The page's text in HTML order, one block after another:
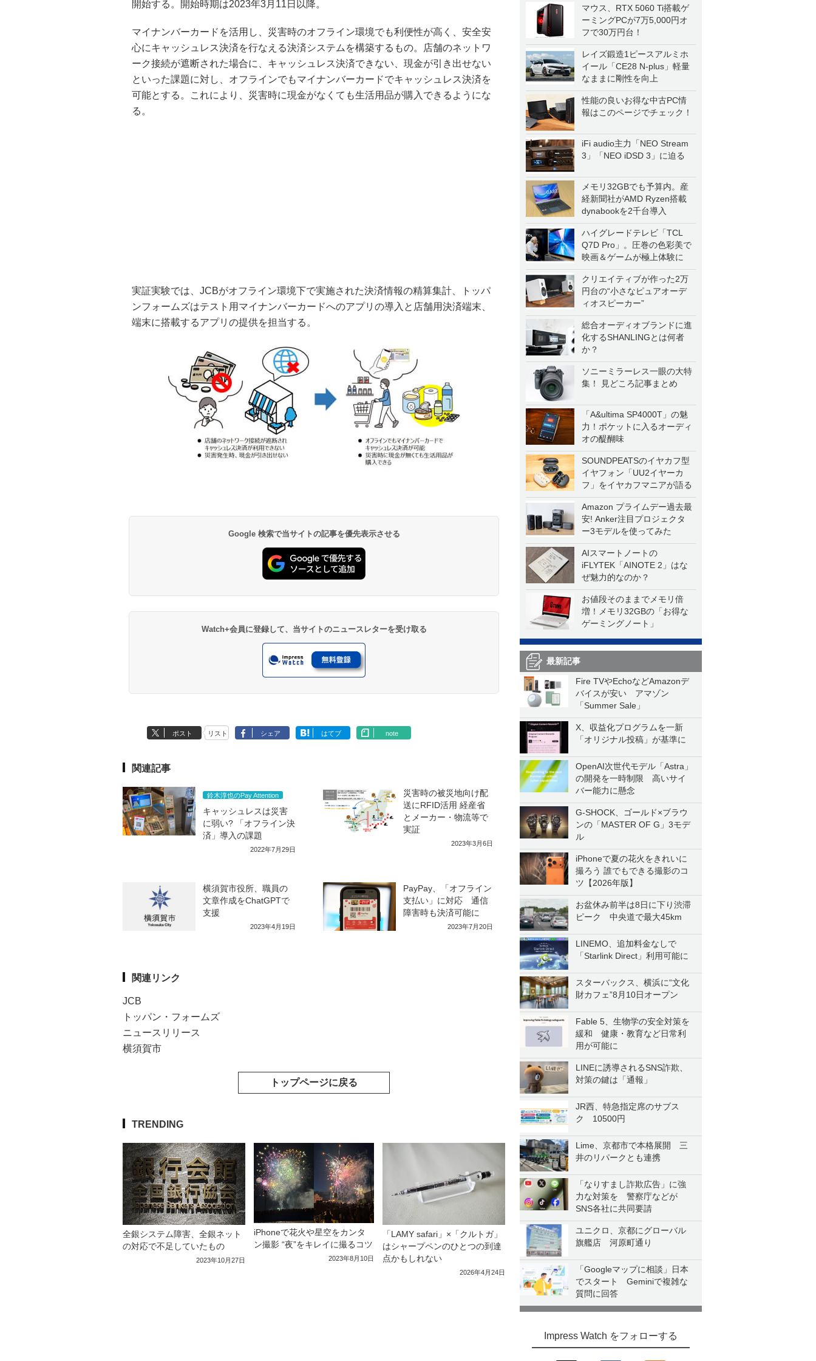
マウス、RTX 5060 Ti搭載ゲ
ーミングPCが7万5,000円オ
フで30万円台！
レイズ鍛造1ピースアルミホ
イール「CE28 N-plus」軽量
なままに剛性を向上
性能の良いお得な中古PC情
報はこのページでチェック！
iFi audio主力「NEO Stream
3」「NEO iDSD 3」に迫る
メモリ32GBでも予算内。産
経新聞社がAMD Ryzen搭載
dynabookを2千台導入
ハイグレードテレビ「TCL
Q7D Pro」。圧巻の色彩美で
映画＆ゲームが極上体験に
クリエイティブが作った2万
円台の“小さなピュアオーデ
ィオスピーカー”
総合オーディオブランドに進
化するSHANLINGとは何者
か？
ソニーミラーレス一眼の大特
集！ 見どころ記事まとめ
「A&ultima SP4000T」の魅
力！ポケットに入るオーディ
オの醍醐味
SOUNDPEATSのイヤカフ型
イヤフォン「UU2イヤーカ
フ」をイヤカフマニアが語る
Amazon プライムデー過去最
安! Anker注目プロジェクタ
ー3モデルを使ってみた
AIスマートノートの
iFLYTEK「AINOTE 2」はな
ぜ魅力的なのか？
お値段そのままでメモリ倍
増！メモリ32GBの「お得な
ゲーミングノート」
最新記事
Fire TVやEchoなどAmazonデ
バイスが安い アマゾン
「Summer Sale」
X、収益化プログラムを一新
「オリジナル投稿」が基準に
OpenAI次世代モデル「Astra」
の開発を一時制限 高いサイ
バー能力に懸念
G-SHOCK、ゴールド×ブラウ
ンの「MASTER OF G」3モデ
ル
iPhoneで夏の花火をきれいに
撮ろう 誰でもできる撮影のコ
ツ【2026年版】
お盆休み前半は8日に下り渋滞
ピーク 中央道で最大45km
LINEMO、追加料金なしで
「Starlink Direct」利用可能に
スターバックス、横浜に“文化
財カフェ”8月10日オープン
Fable 5、生物学の安全対策を
緩和 健康・教育など日常利
用が可能に
LINEに誘導されるSNS詐欺、
対策の鍵は「通報」
JR西、特急指定席のサブス
ク 10500円
Lime、京都市で本格展開 三
井のリパークとも連携
「なりすまし詐欺広告」に強
力な対策を 警察庁などが
SNS各社に共同要請
ユニクロ、京都にグローバル
旗艦店 河原町通り
「Googleマップに相談」日本
でスタート Geminiで複雑な
質問に回答
Impress Watch をフォローする
開始する。開始時期は2023年3月11日以降。
マイナンバーカードを活用し、災害時のオフライン環境でも利便性が高く、安全安
心にキャッシュレス決済を行なえる決済システムを構築するもの。店舗のネットワ
ーク接続が遮断された場合に、キャッシュレス決済できない、現金が引き出せない
といった課題に対し、オフラインでもマイナンバーカードでキャッシュレス決済を
可能とする。これにより、災害時に現金がなくても生活用品が購入できるようにな
る。
実証実験では、JCBがオフライン環境下で実施された決済情報の精算集計、トッパ
ンフォームズはテスト用マイナンバーカードへのアプリの導入と店舗用決済端末、
端末に搭載するアプリの提供を担当する。
Google 検索で当サイトの記事を優先表示させる
Watch+会員に登録して、当サイトのニュースレターを受け取る
ポスト リスト シェア はてブ note
関連記事
鈴木淳也のPay Attention
キャッシュレスは災害
に弱い? 「オフライン決
済」導入の課題
2022年7月29日
災害時の被災地向け配
送にRFID活用 経産省
とメーカー・物流等で
実証
2023年3月6日
横須賀市役所、職員の
文章作成をChatGPTで
支援
2023年4月19日
PayPay、「オフライン
支払い」に対応 通信
障害時も決済可能に
2023年7月20日
関連リンク
JCB
トッパン・フォームズ
ニュースリリース
横須賀市
トップページに戻る
TRENDING
全銀システム障害、全銀ネット
の対応で不足していたもの
2023年10月27日
iPhoneで花火や星空をカンタ
ン撮影 “夜”をキレイに撮るコツ
2023年8月10日
「LAMY safari」×「クルトガ」
はシャープペンのひとつの到達
点かもしれない
2026年4月24日